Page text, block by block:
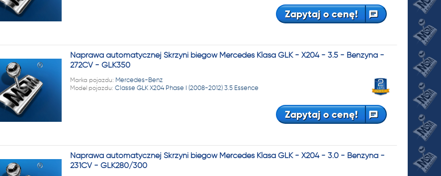
Zapytaj o cenę!
Naprawa automatycznej Skrzyni biegów Mercedes Klasa GLK - X204 - 3.5 - Benzyna -
272CV - GLK350
Marka pojazdu: Mercedes-Benz
Model pojazdu: Classe GLK X204 Phase I (2008-2012) 3.5 Essence
Zapytaj o cenę!
Naprawa automatycznej Skrzyni biegów Mercedes Klasa GLK - X204 - 3.0 - Benzyna -
231CV - GLK280/300